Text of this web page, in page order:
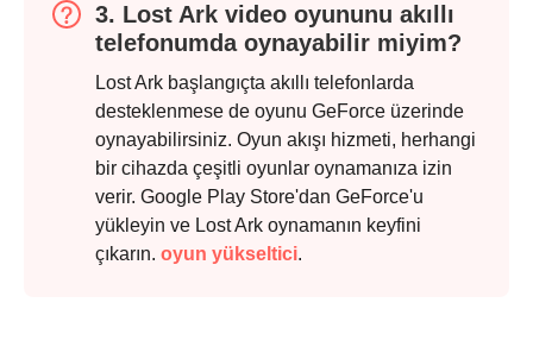
3. Lost Ark video oyununu akıllı
telefonumda oynayabilir miyim?
Lost Ark başlangıçta akıllı telefonlarda
desteklenmese de oyunu GeForce üzerinde
oynayabilirsiniz. Oyun akışı hizmeti, herhangi
bir cihazda çeşitli oyunlar oynamanıza izin
verir. Google Play Store'dan GeForce'u
yükleyin ve Lost Ark oynamanın keyfini
çıkarın. oyun yükseltici.